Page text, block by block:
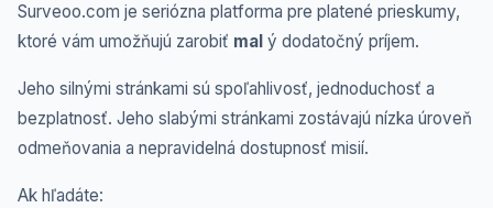
Surveoo.com je seriózna platforma pre platené prieskumy,
ktoré vám umožňujú zarobiť mal ý dodatočný príjem.
Jeho silnými stránkami sú spoľahlivosť, jednoduchosť a
bezplatnosť. Jeho slabými stránkami zostávajú nízka úroveň
odmeňovania a nepravidelná dostupnosť misií.
Ak hľadáte: